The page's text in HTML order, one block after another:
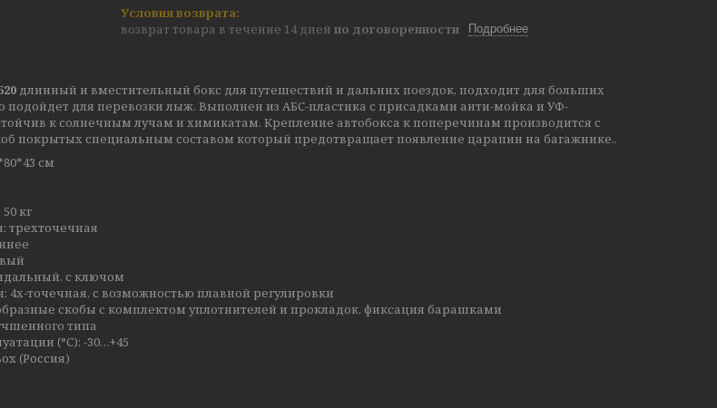
возврат товара в течение 14 дней по договоренности Подробнее
длинный и вместительный бокс для путешествий и дальних поездок, подходит для больших
подойдет для перевозки лыж. Выполнен из АБС-пластика с присадками анти-мойка и УФ-
к солнечным лучам и химикатам. Крепление автобокса к поперечинам производится с
покрытых специальным составом который предотвращает появление царапин на багажнике..
см
кг
трехточечная
с ключом
4х-точечная, с возможностью плавной регулировки
скобы с комплектом уплотнителей и прокладок, фиксация барашками
типа
(°С): -30…+45
(Россия)